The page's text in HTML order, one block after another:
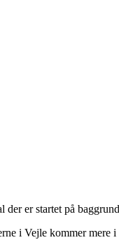
er startet på
i Vejle kommer